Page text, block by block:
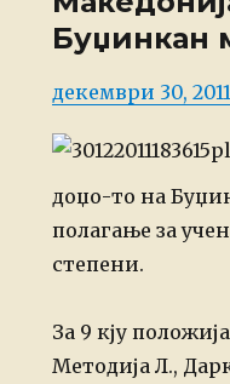
Буџинкан
Posted
декември 30, 2011
доџо-то на
полагање за
степени.
За 9 кју
Методија Л.,